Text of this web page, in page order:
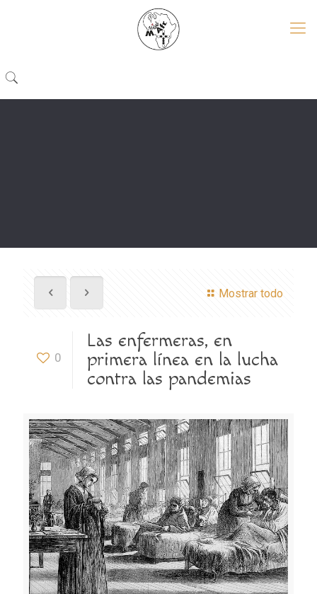
Mostrar todo
0
Las enfermeras, en
primera línea en la lucha
contra las pandemias